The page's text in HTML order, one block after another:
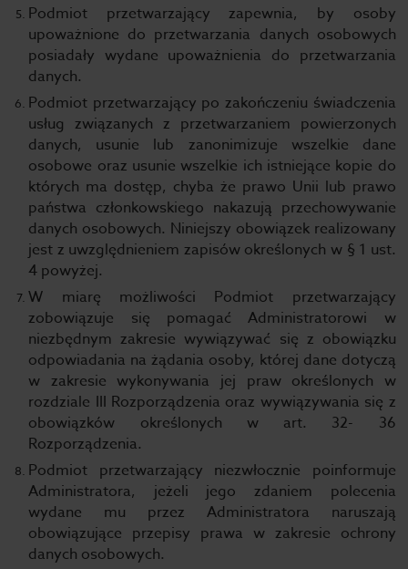
Podmiot przetwarzający zapewnia, by osoby
upoważnione do przetwarzania danych osobowych
posiadały wydane upoważnienia do przetwarzania
danych.
Podmiot przetwarzający po zakończeniu świadczenia
usług związanych z przetwarzaniem powierzonych
danych, usunie lub zanonimizuje wszelkie dane
osobowe oraz usunie wszelkie ich istniejące kopie do
których ma dostęp, chyba że prawo Unii lub prawo
państwa członkowskiego nakazują przechowywanie
danych osobowych. Niniejszy obowiązek realizowany
jest z uwzględnieniem zapisów określonych w § 1 ust.
4 powyżej.
W miarę możliwości Podmiot przetwarzający
zobowiązuje się pomagać Administratorowi w
niezbędnym zakresie wywiązywać się z obowiązku
odpowiadania na żądania osoby, której dane dotyczą
w zakresie wykonywania jej praw określonych w
rozdziale III Rozporządzenia oraz wywiązywania się z
obowiązków określonych w art. 32- 36
Rozporządzenia.
Podmiot przetwarzający niezwłocznie poinformuje
Administratora, jeżeli jego zdaniem polecenia
wydane mu przez Administratora naruszają
obowiązujące przepisy prawa w zakresie ochrony
danych osobowych.